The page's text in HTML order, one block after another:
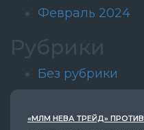
Февраль 2024
Рубрики
Без рубрики
«МЛМ НЕВА ТРЕЙД»